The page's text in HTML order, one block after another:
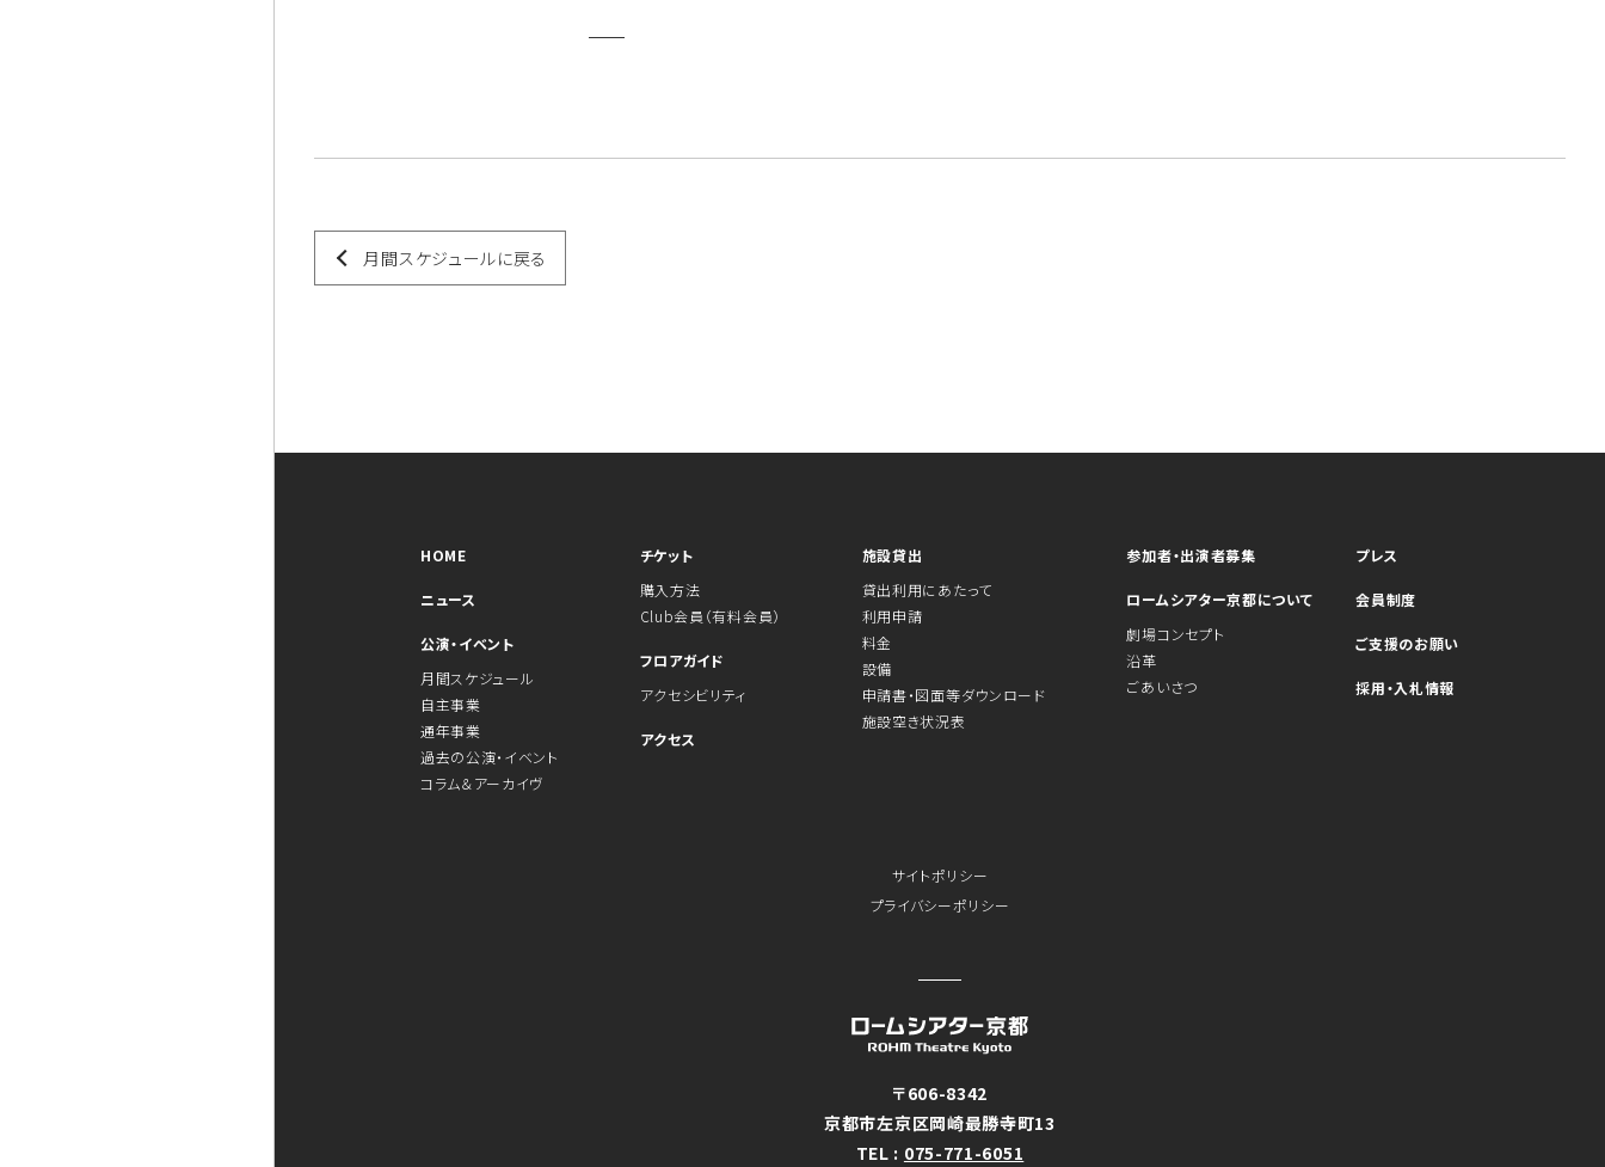
月間スケジュールに戻る
HOME
ニュース
公演・イベント
月間スケジュール
自主事業
通年事業
過去の公演・イベント
コラム＆アーカイヴ
チケット
購入方法
Club会員（有料会員）
フロアガイド
アクセシビリティ
アクセス
施設貸出
貸出利用にあたって
利用申請
料金
設備
申請書・図面等ダウンロード
施設空き状況表
参加者・出演者募集
ロームシアター京都について
劇場コンセプト
沿革
ごあいさつ
プレス
会員制度
ご支援のお願い
採用・入札情報
サイトポリシー
プライバシーポリシー
〒606-8342
京都市左京区岡崎最勝寺町13
TEL : 075-771-6051